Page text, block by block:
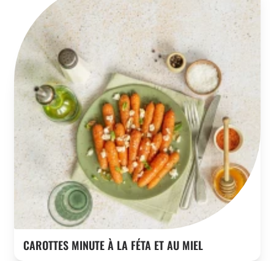
CAROTTES MINUTE À LA FÉTA ET AU MIEL